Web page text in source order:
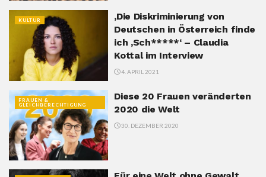
KULTUR
‚Die Diskriminierung von
Deutschen in Österreich finde
ich ‚Sch*****‘ – Claudia
Kottal im Interview
4. APRIL 2021
FRAUEN &
GLEICHBERECHTIGUNG
Diese 20 Frauen veränderten
2020 die Welt
30. DEZEMBER 2020